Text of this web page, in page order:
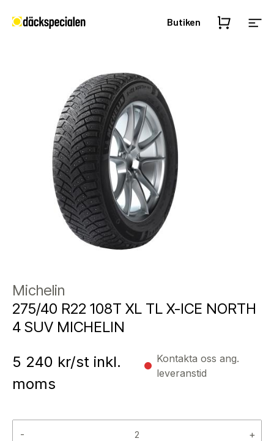
Butiken
Michelin
275/40 R22 108T XL TL X-ICE NORTH
4 SUV MICHELIN
5 240 kr/st inkl.
moms
Kontakta oss ang.
leveranstid
- +